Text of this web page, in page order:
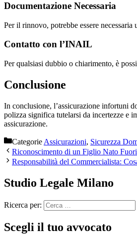
Documentazione Necessaria
Per il rinnovo, potrebbe essere
Contatto con l’INAIL
Per qualsiasi dubbio o chiarimento, è
Conclusione
In conclusione, l’assicurazione infortuni
polizza significa tutelarsi da incertezze e
assicurazione.
Categorie Assicurazioni, Sicurezza
Riconoscimento di un Figlio Nato
Responsabilità del Commercialista:
Studio Legale Milano
Ricerca per:
Scegli il tuo avvocato